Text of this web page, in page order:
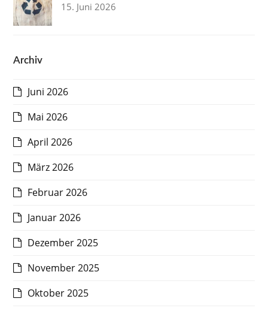
15. Juni 2026
Archiv
Juni 2026
Mai 2026
April 2026
März 2026
Februar 2026
Januar 2026
Dezember 2025
November 2025
Oktober 2025